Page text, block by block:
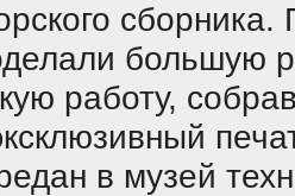
большую
работу,
в музей